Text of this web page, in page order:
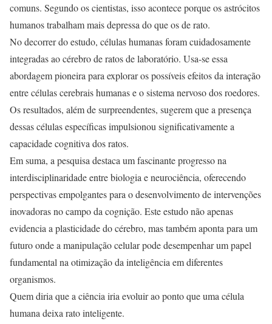
comuns. Segundo os cientistas, isso acontece porque os astrócitos
humanos trabalham mais depressa do que os de rato.
No decorrer do estudo, células humanas foram cuidadosamente
integradas ao cérebro de ratos de laboratório. Usa-se essa
abordagem pioneira para explorar os possíveis efeitos da interação
entre células cerebrais humanas e o sistema nervoso dos roedores.
Os resultados, além de surpreendentes, sugerem que a presença
dessas células específicas impulsionou significativamente a
capacidade cognitiva dos ratos.
Em suma, a pesquisa destaca um fascinante progresso na
interdisciplinaridade entre biologia e neurociência, oferecendo
perspectivas empolgantes para o desenvolvimento de intervenções
inovadoras no campo da cognição. Este estudo não apenas
evidencia a plasticidade do cérebro, mas também aponta para um
futuro onde a manipulação celular pode desempenhar um papel
fundamental na otimização da inteligência em diferentes
organismos.
Quem diria que a ciência iria evoluir ao ponto que uma célula
humana deixa rato inteligente.